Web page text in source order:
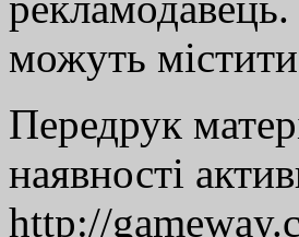
можуть
Передрук
наявності
http://